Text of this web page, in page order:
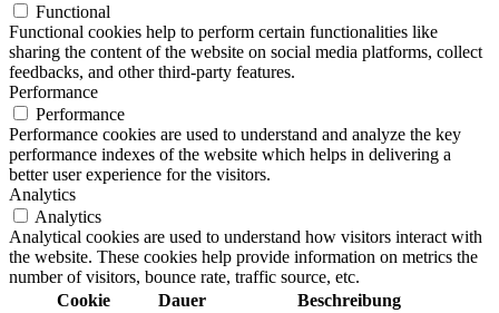
Functional
Functional cookies help to perform certain functionalities like
sharing the content of the website on social media platforms, collect
feedbacks, and other third-party features.
Performance
Performance
Performance cookies are used to understand and analyze the key
performance indexes of the website which helps in delivering a
better user experience for the visitors.
Analytics
Analytics
Analytical cookies are used to understand how visitors interact with
the website. These cookies help provide information on metrics the
number of visitors, bounce rate, traffic source, etc.
Cookie
Dauer Beschreibung